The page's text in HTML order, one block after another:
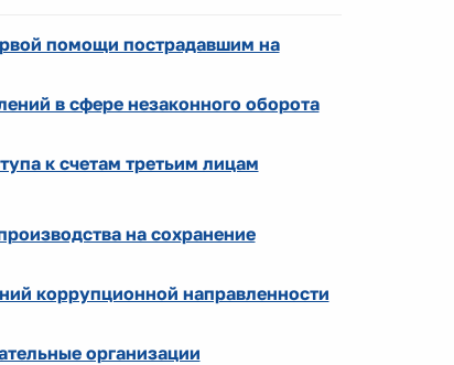
помощи пострадавшим на
в сфере незаконного оборота
к счетам третьим лицам
на сохранение
коррупционной направленности
организации